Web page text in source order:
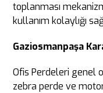
toplanması
kullanım kolaylığı
Gaziosmanpaşa
Ofis Perdeleri genel
zebra perde ve